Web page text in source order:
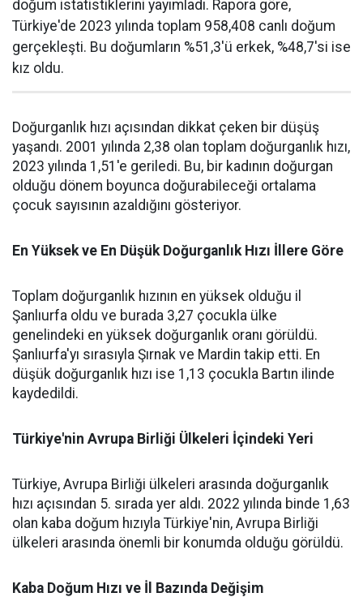
doğum istatistiklerini yayımladı. Rapora göre,
Türkiye'de 2023 yılında toplam 958,408 canlı doğum
gerçekleşti. Bu doğumların %51,3'ü erkek, %48,7'si ise
kız oldu.
Doğurganlık hızı açısından dikkat çeken bir düşüş
yaşandı. 2001 yılında 2,38 olan toplam doğurganlık hızı,
2023 yılında 1,51'e geriledi. Bu, bir kadının doğurgan
olduğu dönem boyunca doğurabileceği ortalama
çocuk sayısının azaldığını gösteriyor.
En Yüksek ve En Düşük Doğurganlık Hızı İllere Göre
Toplam doğurganlık hızının en yüksek olduğu il
Şanlıurfa oldu ve burada 3,27 çocukla ülke
genelindeki en yüksek doğurganlık oranı görüldü.
Şanlıurfa'yı sırasıyla Şırnak ve Mardin takip etti. En
düşük doğurganlık hızı ise 1,13 çocukla Bartın ilinde
kaydedildi.
Türkiye'nin Avrupa Birliği Ülkeleri İçindeki Yeri
Türkiye, Avrupa Birliği ülkeleri arasında doğurganlık
hızı açısından 5. sırada yer aldı. 2022 yılında binde 1,63
olan kaba doğum hızıyla Türkiye'nin, Avrupa Birliği
ülkeleri arasında önemli bir konumda olduğu görüldü.
Kaba Doğum Hızı ve İl Bazında Değişim